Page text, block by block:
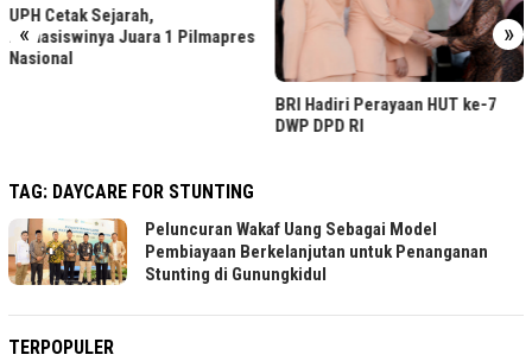
« »
UPH Cetak Sejarah,
Mahasiswinya Juara 1 Pilmapres
Nasional
BRI Hadiri Perayaan HUT ke-7
DWP DPD RI
TAG: DAYCARE FOR STUNTING
Peluncuran Wakaf Uang Sebagai Model
Pembiayaan Berkelanjutan untuk Penanganan
Stunting di Gunungkidul
TERPOPULER